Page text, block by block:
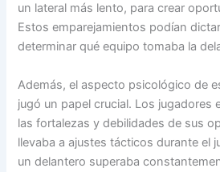
un lateral más lento, para crear
Estos emparejamientos podían
determinar qué equipo tomaba la
Además, el aspecto psicológico de
jugó un papel crucial. Los jugadores
las fortalezas y debilidades de sus
llevaba a ajustes tácticos durante el
un delantero superaba